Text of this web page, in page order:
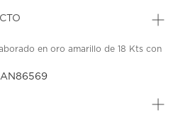
en oro amarillo de 18 Kts con
AN86569